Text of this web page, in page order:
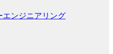
エンジニアリング